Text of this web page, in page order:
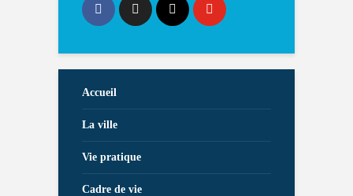
Accueil
La ville
Vie pratique
Cadre de vie